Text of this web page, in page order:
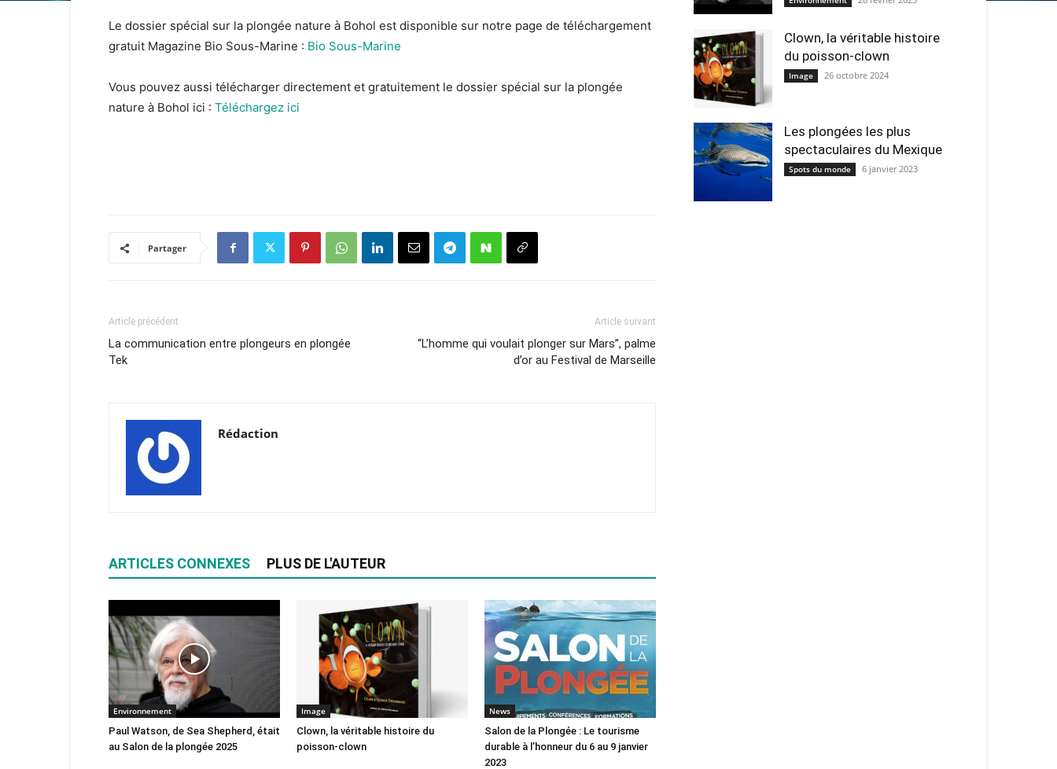
Le dossier spécial sur la plongée nature à Bohol est disponible sur notre page de téléchargement
gratuit Magazine Bio Sous-Marine : Bio Sous-Marine
Vous pouvez aussi télécharger directement et gratuitement le dossier spécial sur la plongée
nature à Bohol ici : Téléchargez ici
Partager
Article précédent
La communication entre plongeurs en plongée
Tek
Article suivant
“L’homme qui voulait plonger sur Mars”, palme
d’or au Festival de Marseille
Rédaction
ARTICLES CONNEXES PLUS DE L'AUTEUR
Environnement
Paul Watson, de Sea Shepherd, était
au Salon de la plongée 2025
Image
Clown, la véritable histoire du
poisson-clown
News
Salon de la Plongée : Le tourisme
durable à l’honneur du 6 au 9 janvier
2023
Clown, la véritable histoire
du poisson-clown
Image 26 octobre 2024
Les plongées les plus
spectaculaires du Mexique
Spots du monde 6 janvier 2023